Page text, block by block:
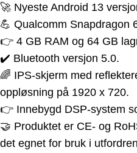
🚀 Nyeste Android 13
💪 Qualcomm Snapdragon
👉 4 GB RAM og 64 GB
✔️ Bluetooth versjon 5.0.
🌈 IPS-skjerm med
oppløsning på 1920 x 720.
👉 Innebygd DSP-system
🤝 Produktet er CE- og
det egnet for bruk i